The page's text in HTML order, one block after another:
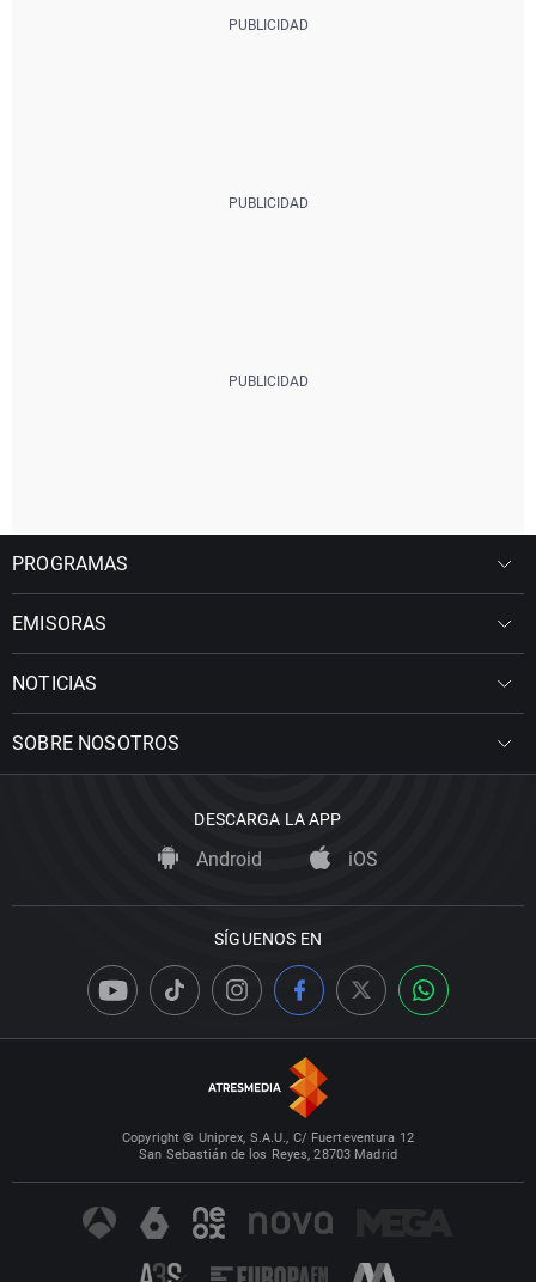
PROGRAMAS
EMISORAS
NOTICIAS
SOBRE NOSOTROS
DESCARGA LA APP
Android iOS
SÍGUENOS EN
Copyright © Uniprex, S.A.U., C/ Fuerteventura 12
San Sebastián de los Reyes, 28703 Madrid